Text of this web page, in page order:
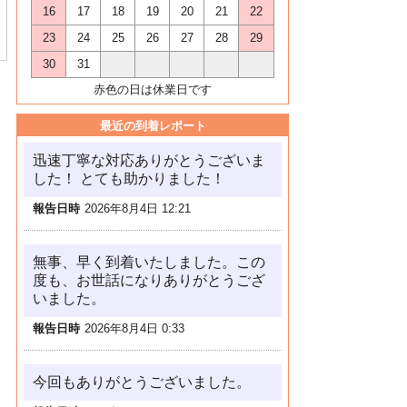
16
17 18 19 20 21
22
23
24 25 26 27 28
29
30
31
赤色の日は休業日です
最近の到着レポート
迅速丁寧な対応ありがとうございま
した！ とても助かりました！
報告日時 2026年8月4日 12:21
無事、早く到着いたしました。この
度も、お世話になりありがとうござ
いました。
報告日時 2026年8月4日 0:33
今回もありがとうございました。